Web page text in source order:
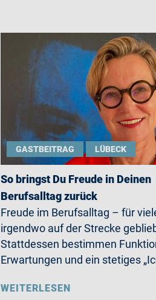
GASTBEITRAG LÜBECK
So bringst Du Freude in Deinen
Berufsalltag zurück
Freude im Berufsalltag – für
irgendwo auf der Strecke
Stattdessen bestimmen
Erwartungen und ein stetiges
WEITERLESEN